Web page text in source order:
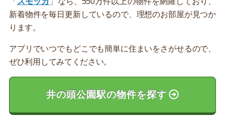
新着物件を毎日更新しているので、理想のお部屋が見つか
ります。
アプリでいつでもどこでも簡単に住まいをさがせるので、
ぜひ利用してみてください。
井の頭公園駅の物件を探す